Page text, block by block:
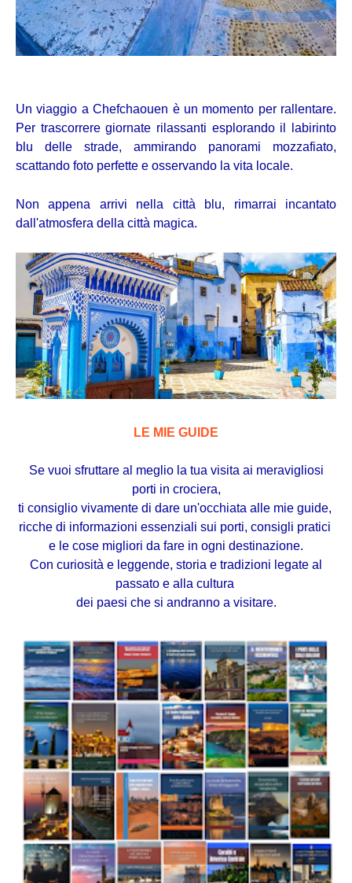
Un viaggio a Chefchaouen è un momento per rallentare.
Per trascorrere giornate rilassanti esplorando il labirinto
blu delle strade, ammirando panorami mozzafiato,
scattando foto perfette e osservando la vita locale.
Non appena arrivi nella città blu, rimarrai incantato
dall'atmosfera della città magica.
LE MIE GUIDE
Se vuoi sfruttare al meglio la tua visita ai meravigliosi
porti in crociera,
ti consiglio vivamente di dare un'occhiata alle mie guide,
ricche di informazioni essenziali sui porti, consigli pratici
e le cose migliori da fare in ogni destinazione.
Con curiosità e leggende, storia e tradizioni legate al
passato e alla cultura
dei paesi che si andranno a visitare.